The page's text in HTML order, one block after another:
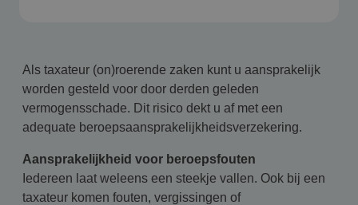
Als taxateur (on)roerende zaken kunt u aansprakelijk
worden gesteld voor door derden geleden
vermogensschade. Dit risico dekt u af met een
adequate beroepsaansprakelijkheidsverzekering.
Aansprakelijkheid voor beroepsfouten
Iedereen laat weleens een steekje vallen. Ook bij een
taxateur komen fouten, vergissingen of